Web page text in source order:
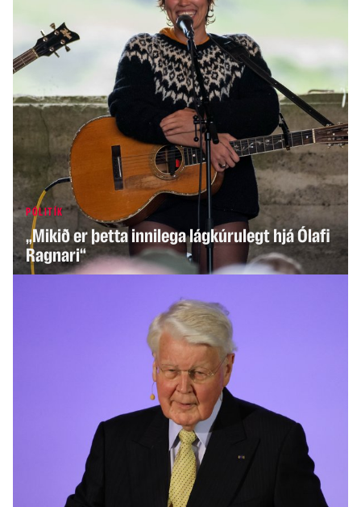
INNLENT
Öskraði á íslenskt par og sakaði það um
gyðingahatur
PÓLITÍK
„Mikið er þetta innilega lágkúrulegt hjá Ólafi
Ragnari“